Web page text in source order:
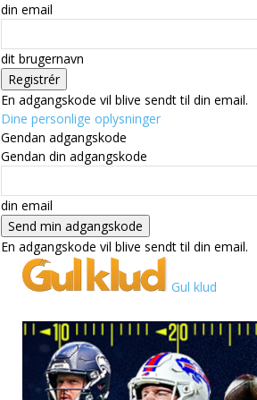
din email
dit brugernavn
En adgangskode vil blive sendt til din email.
Dine personlige oplysninger
Gendan adgangskode
Gendan din adgangskode
din email
En adgangskode vil blive sendt til din email.
Gul klud